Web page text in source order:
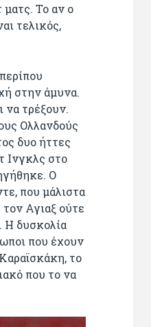
ματς. Το αν ο
τελικός,
στην άμυνα.
να τρέξουν.
Ολλανδούς
δυο ήττες
Ινγκλς στο
Ο
που μάλιστα
Αγιαξ ούτε
Η δυσκολία
που έχουν
το
που το να